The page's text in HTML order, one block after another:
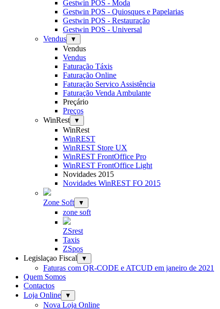
Gestwin POS - Moda
Gestwin POS - Quiosques e Papelarias
Gestwin POS - Restauração
Gestwin POS - Universal
Vendus
▼
Vendus
Vendus
Faturação Táxis
Faturação Online
Faturação Servico Assistência
Faturação Venda Ambulante
Preçário
Preços
WinRest
▼
WinRest
WinREST
WinREST Store UX
WinREST FrontOffice Pro
WinREST FrontOffice Light
Novidades 2015
Novidades WinREST FO 2015
Zone Soft ▼
zone soft
ZSrest
Taxis
ZSpos
Legislaçao Fiscal
▼
Faturas com QR-CODE e ATCUD em janeiro de 2021
Quem Somos
Contactos
Loja Online
▼
Nova Loja Online